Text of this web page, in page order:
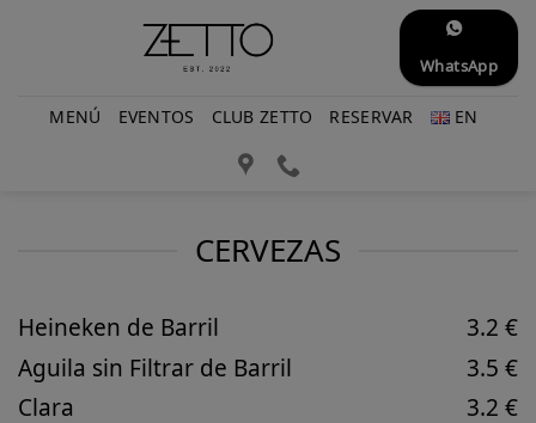
WhatsApp
MENÚ EVENTOS CLUB ZETTO RESERVAR EN
CERVEZAS
Heineken de Barril
Aguila sin Filtrar de Barril
Clara
3.2 €
3.5 €
3.2 €